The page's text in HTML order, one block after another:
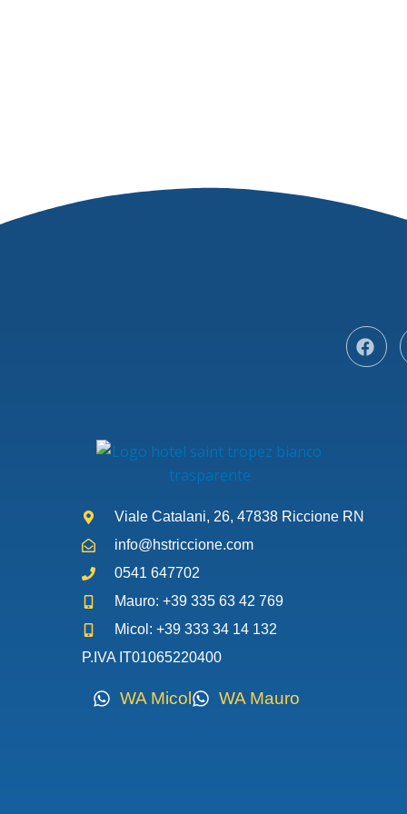
Viale Catalani, 26, 47838 Riccione RN
info@hstriccione.com
0541 647702
Mauro: +39 335 63 42 769
Micol: +39 333 34 14 132
P.IVA IT01065220400
WA Micol WA Mauro